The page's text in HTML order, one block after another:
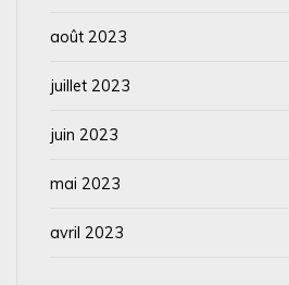
août 2023
juillet 2023
juin 2023
mai 2023
avril 2023